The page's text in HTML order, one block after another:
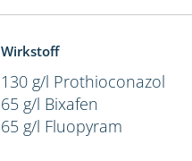
Wirkstoff
130 g/l Prothioconazol
65 g/l Bixafen
65 g/l Fluopyram